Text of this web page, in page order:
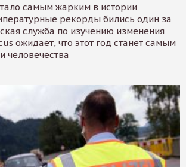
самым жарким в истории
рекорды бились один за
служба по изучению изменения
ожидает, что этот год станет самым
человечества